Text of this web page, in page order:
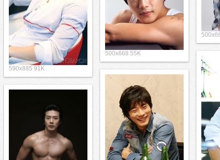
500x668 55K
590x885 91K